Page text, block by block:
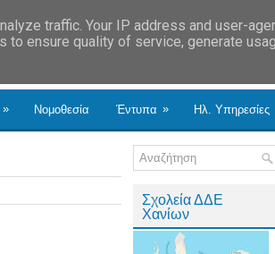
» Νομοθεσία Έντυπα » Ηλ. Υπηρεσίες
Σχολεία ΔΔΕ
Χανίων
traffic. Your IP address and user-
to ensure quality of service, generate